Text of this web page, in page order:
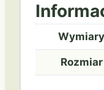
Wymiary
Rozmiar